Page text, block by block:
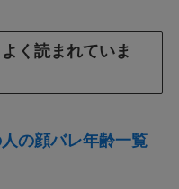
く読まれていま
の顔バレ年齢一覧